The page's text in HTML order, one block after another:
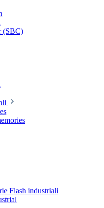
(SBC)
Flash industriali